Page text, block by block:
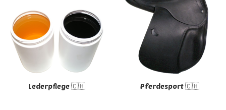
Lederpflege 🇨🇭 Pferdesport 🇨🇭